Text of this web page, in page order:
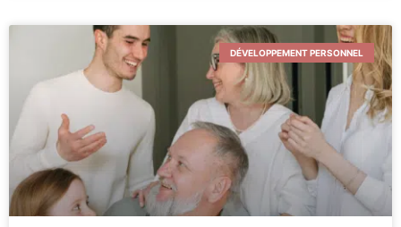
DÉVELOPPEMENT PERSONNEL